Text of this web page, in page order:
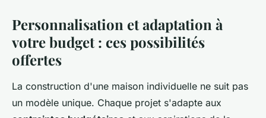
Personnalisation et adaptation à
votre budget : ces possibilités
offertes
La construction d'une maison individuelle ne suit pas
un modèle unique. Chaque projet s'adapte aux